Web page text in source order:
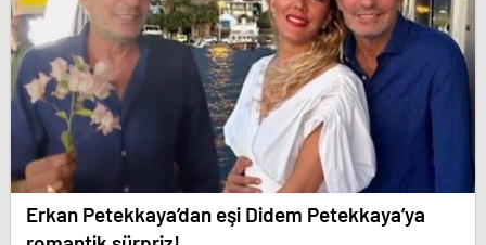
Erkan Petekkaya’dan eşi Didem Petekkaya’ya